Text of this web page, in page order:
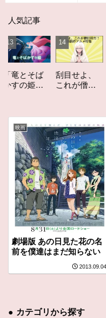
人気記事
そば
姫」
刮目せよ、
これが僧侶
メ」特集ア
ニメコラム
「オ
２０
メ」
コラ
構成
のア
映画
劇場版 あの日見た花の名
前を僕達はまだ知らない
2013.09.04
● カテゴリから探す